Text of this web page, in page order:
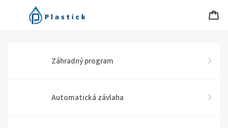
Záhradný program
Automatická závlaha